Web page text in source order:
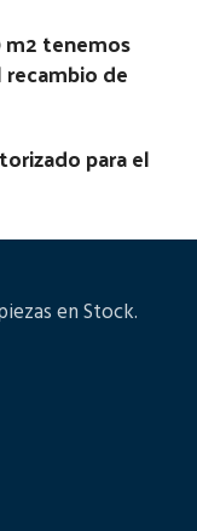
m2 tenemos
recambio de
para el
en Stock.